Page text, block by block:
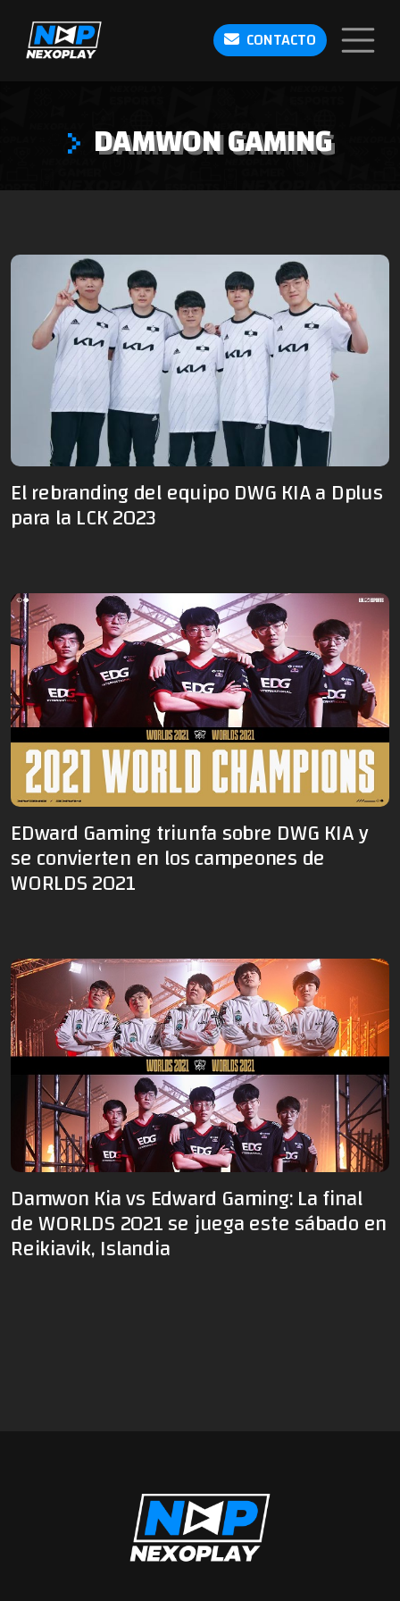
CONTACTO
DAMWON GAMING
El rebranding del equipo DWG KIA a Dplus
para la LCK 2023
EDward Gaming triunfa sobre DWG KIA y
se convierten en los campeones de
WORLDS 2021
Damwon Kia vs Edward Gaming: La final
de WORLDS 2021 se juega este sábado en
Reikiavik, Islandia